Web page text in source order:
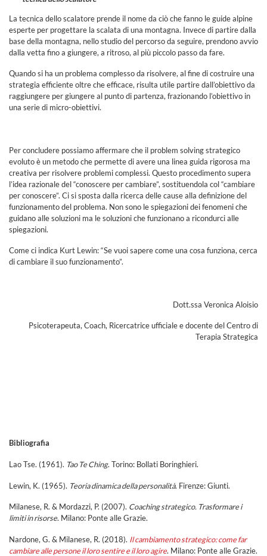
La tecnica dello scalatore prende il nome da ciò che fanno le guide alpine
esperte per progettare la scalata di una montagna. Invece di partire dalla
base della montagna, nello studio del percorso da seguire, prendono avvio
dalla vetta fino a giungere, a ritroso, al più piccolo passo da fare.
Quando si ha un problema complesso da risolvere, al fine di costruire una
strategia efficiente oltre che efficace, risulta utile partire dall’obiettivo da
raggiungere per giungere al punto di partenza, frazionando l’obiettivo in
una serie di micro-obiettivi.
Per concludere possiamo affermare che il problem solving strategico
evoluto è un metodo che permette di avere una linea guida rigorosa ma
creativa per risolvere problemi complessi. Questo procedimento supera
l’idea razionale del “conoscere per cambiare”, sostituendola col “cambiare
per conoscere”. Ci si sposta dalla ricerca delle cause alla definizione del
funzionamento del problema. Non sono le spiegazioni dei fenomeni che
guidano alle soluzioni ma le soluzioni che funzionano a ricondurci alle
spiegazioni.
Come ci indica Kurt Lewin: “Se vuoi sapere come una cosa funziona, cerca
di cambiare il suo funzionamento”.
Dott.ssa Veronica Aloisio
Psicoterapeuta, Coach, Ricercatrice ufficiale e docente del Centro di
Terapia Strategica
Bibliografia
Lao Tse. (1961). Tao Te Ching. Torino: Bollati Boringhieri.
Lewin, K. (1965). Teoria dinamica della personalità. Firenze: Giunti.
Milanese, R. & Mordazzi, P. (2007). Coaching strategico. Trasformare i
limiti in risorse. Milano: Ponte alle Grazie.
Nardone, G. & Milanese, R. (2018). Il cambiamento strategico: come far
cambiare alle persone il loro sentire e il loro agire. Milano: Ponte alle Grazie.